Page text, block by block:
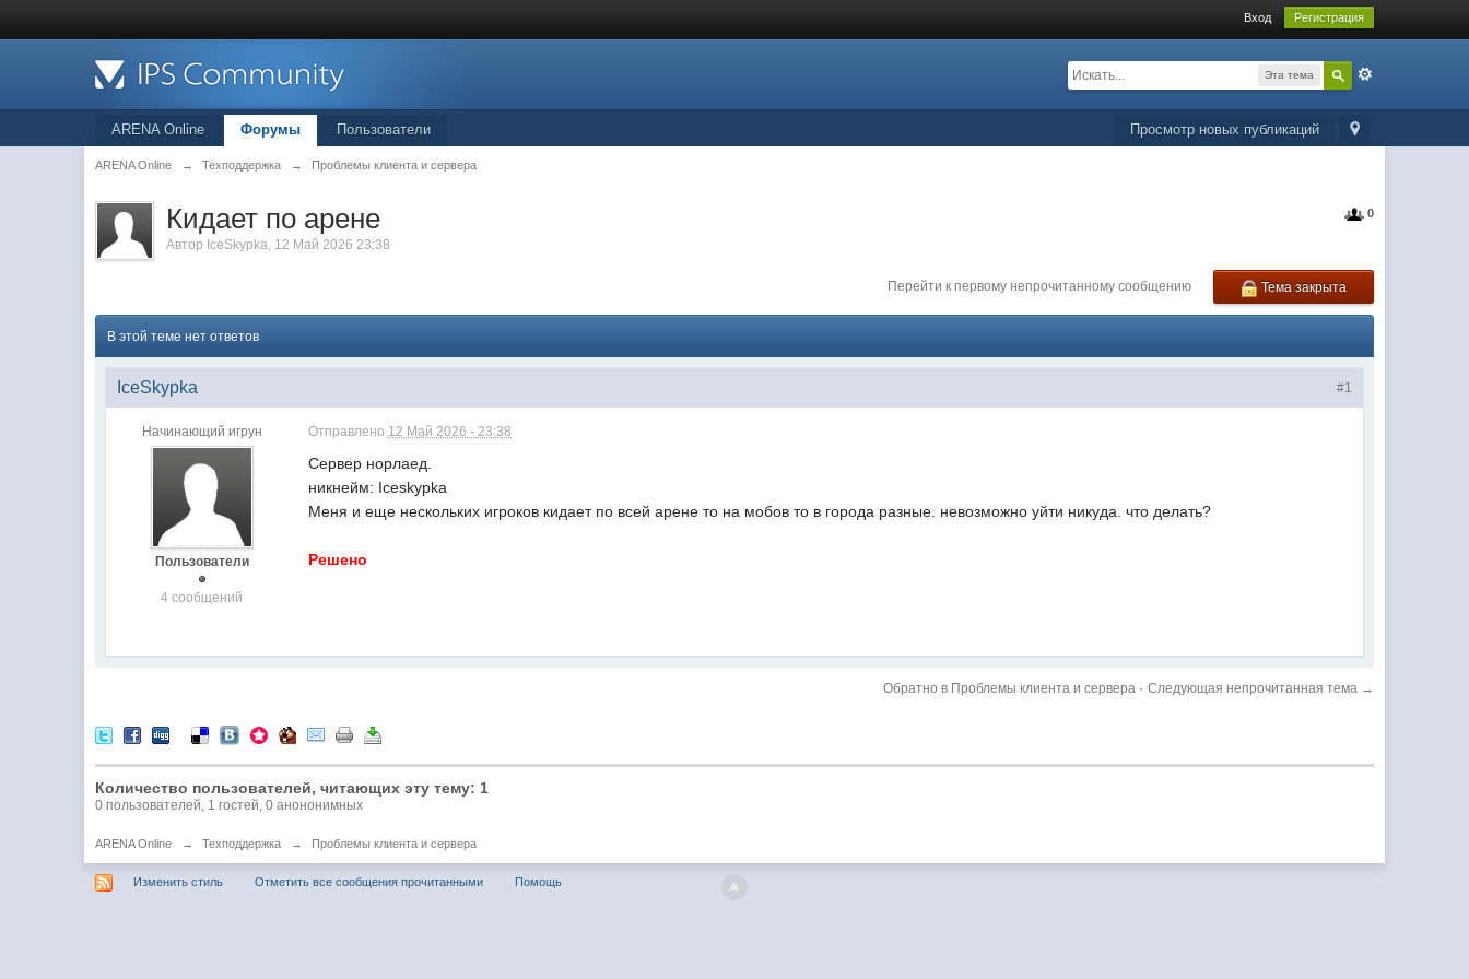
Вход Регистрация
Эта тема
Просмотр новых публикаций
ARENA Online Форумы Пользователи
ARENA Online → Техподдержка → Проблемы клиента и сервера
0
Кидает по арене
Автор IceSkypka, 12 Май 2026 23:38
Тема закрыта
Перейти к первому непрочитанному сообщению
В этой теме нет ответов
#1
IceSkypka
Начинающий игрун
Пользователи
4 сообщений
Отправлено 12 Май 2026 - 23:38
Сервер норлаед.
никнейм: Iceskypka
Меня и еще нескольких игроков кидает по всей арене то на мобов то в города разные. невозможно уйти никуда. что делать?
Решено
Обратно в Проблемы клиента и сервера · Следующая непрочитанная тема →
Количество пользователей, читающих эту тему: 1
0 пользователей, 1 гостей, 0 анононимных
ARENA Online → Техподдержка → Проблемы клиента и сервера
Изменить стиль Отметить все сообщения прочитанными Помощь